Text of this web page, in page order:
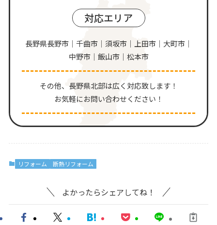
対応エリア
長野県長野市｜千曲市｜須坂市｜上田市｜大町市｜
中野市｜飯山市｜松本市
その他、⻑野県北部は広く対応致します！
お気軽にお問い合わせください！
リフォーム 断熱リフォーム
よかったらシェアしてね！